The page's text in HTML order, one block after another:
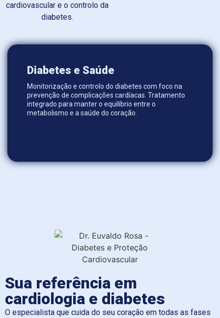
cardiovascular e o controlo da
diabetes.
Diabetes e Saúde
Monitorização e controlo do diabetes com foco na
prevenção de complicações cardíacas. Tratamento
integrado para manter o equilíbrio entre o
metabolismo e a saúde do coração.
Sua referência em
cardiologia e diabetes
O especialista que cuida do seu coração em todas as fases